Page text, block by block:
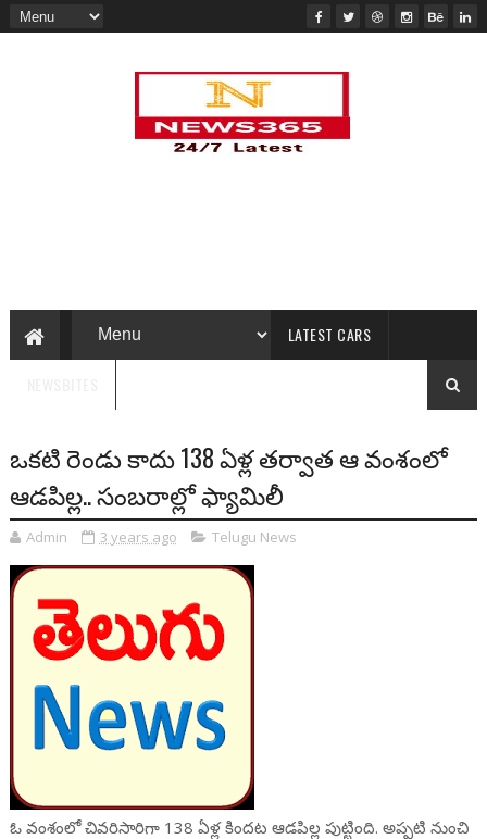
LATEST CARS
ఒకటి రెండు కాదు 138 ఏళ్ల తర్వాత ఆ వంశంలో
ఆడపిల్ల.. సంబరాల్లో ఫ్యామిలీ
Admin 3 years ago Telugu News
ఓ వంశంలో చివరిసారిగా 138 ఏళ్ల కిందట ఆడపిల్ల పుట్టింది. అప్పటి నుంచి